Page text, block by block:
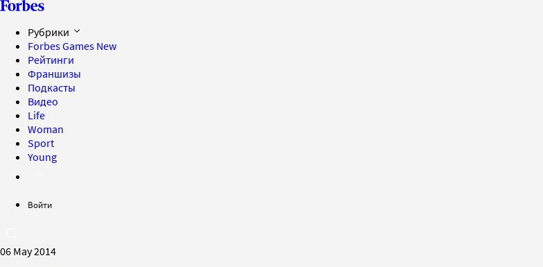
Рубрики
Forbes Games New
Рейтинги
Франшизы
Подкасты
Видео
Life
Woman
Sport
Young
Войти
06 May 2014